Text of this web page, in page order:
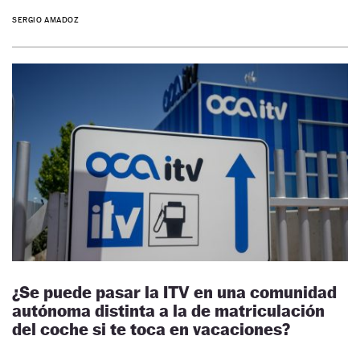
SERGIO AMADOZ
¿Se puede pasar la ITV en una comunidad
autónoma distinta a la de matriculación
del coche si te toca en vacaciones?